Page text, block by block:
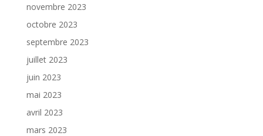
novembre 2023
octobre 2023
septembre 2023
juillet 2023
juin 2023
mai 2023
avril 2023
mars 2023